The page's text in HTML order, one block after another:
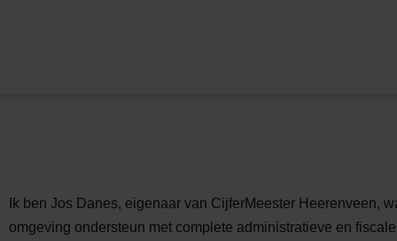
Ik ben Jos Danes, eigenaar van CijferMeester Heerenveen,
omgeving ondersteun met complete administratieve en